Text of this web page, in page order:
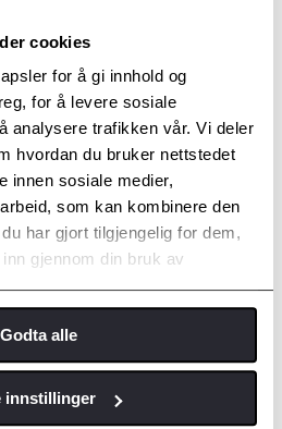
cookies
for å gi innhold og
for å levere sosiale
analysere trafikken vår. Vi deler
hvordan du bruker nettstedet
innen sosiale medier,
som kan kombinere den
har gjort tilgjengelig for dem,
gjennom din bruk av
Godta alle
innstillinger